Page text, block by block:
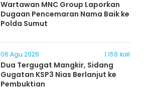
Wartawan MNC Group Laporkan
Dugaan Pencemaran Nama Baik ke
Polda Sumut
06 Agu 2026 1.156 kali
Dua Tergugat Mangkir, Sidang
Gugatan KSP3 Nias Berlanjut ke
Pembuktian